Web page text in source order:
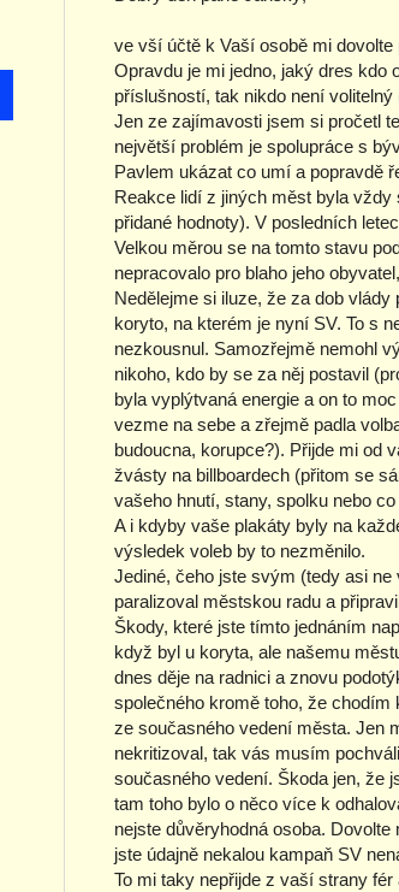
ve vší účtě k Vaší osobě mi
Opravdu je mi jedno, jaký dres kdo
příslušností, tak nikdo není
Jen ze zajímavosti jsem si pročetl
největší problém je spolupráce s
Pavlem ukázat co umí a popravdě
Reakce lidí z jiných měst byla
přidané hodnoty). V posledních
Velkou měrou se na tomto stavu
nepracovalo pro blaho jeho
Nedělejme si iluze, že za dob
koryto, na kterém je nyní SV. To s
nezkousnul. Samozřejmě nemohl
nikoho, kdo by se za něj postavil
byla vyplýtvaná energie a on to
vezme na sebe a zřejmě padla
budoucna, korupce?). Přijde mi od
žvásty na billboardech (přitom se
vašeho hnutí, stany, spolku nebo
A i kdyby vaše plakáty byly na
výsledek voleb by to nezměnilo.
Jediné, čeho jste svým (tedy asi
paralizoval městskou radu a
Škody, které jste tímto jednáním
když byl u koryta, ale našemu
dnes děje na radnici a znovu
společného kromě toho, že chodím
ze současného vedení města. Jen
nekritizoval, tak vás musím
současného vedení. Škoda jen, že
tam toho bylo o něco více k
nejste důvěryhodná osoba.
jste údajně nekalou kampaň SV
To mi taky nepřijde z vaší strany